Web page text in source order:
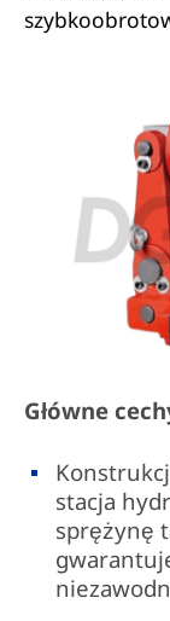
Główne
stacja
sprężynę